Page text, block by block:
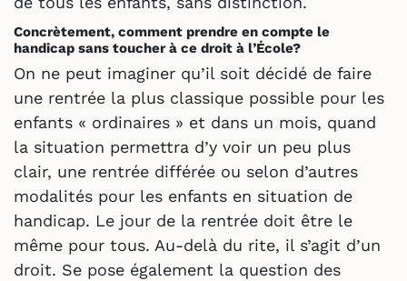
Concrètement, comment prendre en compte le
handicap sans toucher à ce droit à l’École?
On ne peut imaginer qu’il soit décidé de faire
une rentrée la plus classique possible pour les
enfants « ordinaires » et dans un mois, quand
la situation permettra d’y voir un peu plus
clair, une rentrée différée ou selon d’autres
modalités pour les enfants en situation de
handicap. Le jour de la rentrée doit être le
même pour tous. Au-delà du rite, il s’agit d’un
droit. Se pose également la question des